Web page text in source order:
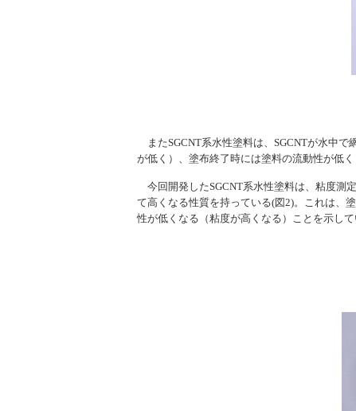
またSGCNT系水性塗料は、SGCNTが水中
が低く）、塗布終了時には塗料の流動性が低
今回開発したSGCNT系水性塗料は、粘度測
て高くなる性質を持っている(図2)。これは、
性が低くなる（粘度が高くなる）ことを示し